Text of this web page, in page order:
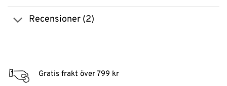
Recensioner (2)
Gratis frakt över 799 kr